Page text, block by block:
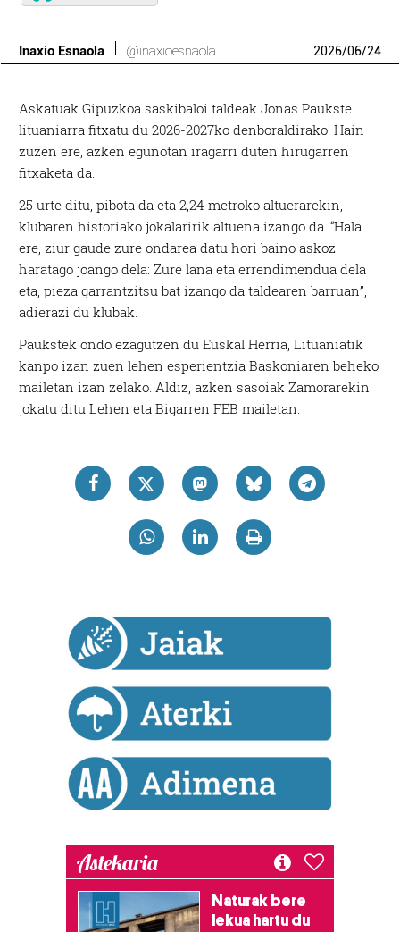
Inaxio Esnaola @inaxioesnaola 2026/06/24
Askatuak Gipuzkoa saskibaloi taldeak Jonas Paukste
lituaniarra fitxatu du 2026-2027ko denboraldirako. Hain
zuzen ere, azken egunotan iragarri duten hirugarren
fitxaketa da.
25 urte ditu, pibota da eta 2,24 metroko altuerarekin,
klubaren historiako jokalaririk altuena izango da. “Hala
ere, ziur gaude zure ondarea datu hori baino askoz
haratago joango dela: Zure lana eta errendimendua dela
eta, pieza garrantzitsu bat izango da taldearen barruan”,
adierazi du klubak.
Paukstek ondo ezagutzen du Euskal Herria, Lituaniatik
kanpo izan zuen lehen esperientzia Baskoniaren beheko
mailetan izan zelako. Aldiz, azken sasoiak Zamorarekin
jokatu ditu Lehen eta Bigarren FEB mailetan.
Astekaria
Naturak bere
lekua hartu du